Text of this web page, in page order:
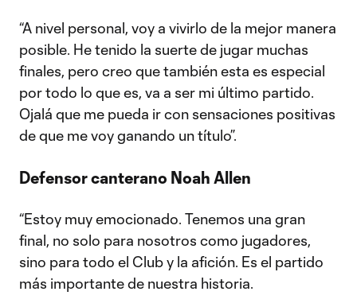
“A nivel personal, voy a vivirlo de la mejor manera
posible. He tenido la suerte de jugar muchas
finales, pero creo que también esta es especial
por todo lo que es, va a ser mi último partido.
Ojalá que me pueda ir con sensaciones positivas
de que me voy ganando un título”.
Defensor canterano Noah Allen
“Estoy muy emocionado. Tenemos una gran
final, no solo para nosotros como jugadores,
sino para todo el Club y la afición. Es el partido
más importante de nuestra historia.